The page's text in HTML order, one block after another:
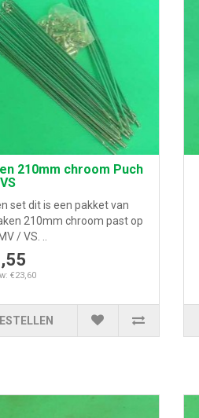
210mm chroom Puch
set dit is een pakket van
210mm chroom past op
/ VS. ..
€23,60